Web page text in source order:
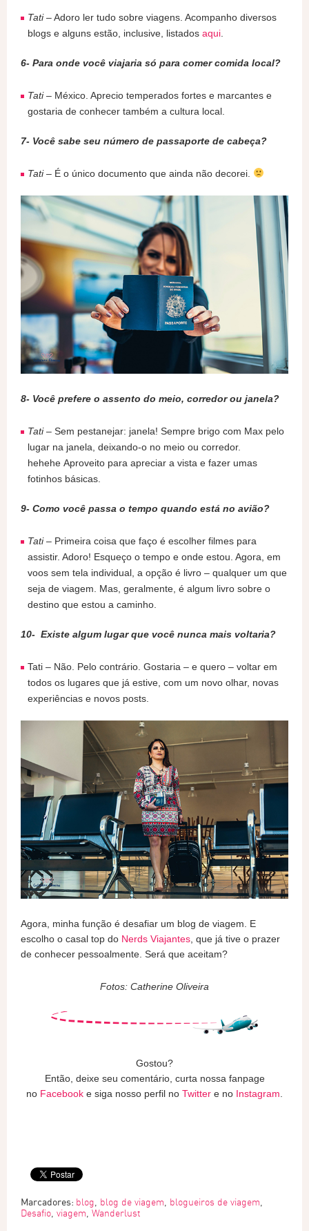
Tati– Adoro ler tudo sobre viagens. Acompanho diversos
blogs e alguns estão, inclusive, listados aqui
6- Para onde você viajaria só para comer comida local?
Tati– México. Aprecio temperados fortes e marcantes e
gostaria de conhecer também a cultura local.
7- Você sabe seu número de passaporte de cabeça?
Tati– É o único documento que ainda não decorei.
8- Você prefere o assento do meio, corredor ou janela?
Tati– Sem pestanejar: janela! Sempre brigo com Max pelo
lugar na janela, deixando-o no meio ou corredor.
hehehe Aproveito para apreciar a vista e fazer umas
fotinhos básicas.
9- Como você passa o tempo quando está no avião?
Tati– Primeira coisa que faço é escolher filmes para
assistir. Adoro! Esqueço o tempo e onde estou. Agora, em
voos sem tela individual, a opção é livro – qualquer um que
seja de viagem. Mas, geralmente, é algum livro sobre o
destino que estou a caminho.
10- Existe algum lugar que você nunca mais voltaria?
Tati – Não. Pelo contrário. Gostaria – e quero – voltar em
todos os lugares que já estive, com um novo olhar, novas
experiências e novos posts.
Agora, minha função é desafiar um blog de viagem. E
escolho o casal top do Nerds Viajantes , que já tive o prazer
de conhecer pessoalmente. Será que aceitam?
Fotos: Catherine Oliveira
Gostou?
Então, deixe seu comentário, curta nossa fanpage
no Facebook e siga nosso perfil no Twitter e no Instagram
Marcadores: blog, blog de viagem, blogueiros de viagem,
Desafio, viagem, Wanderlust